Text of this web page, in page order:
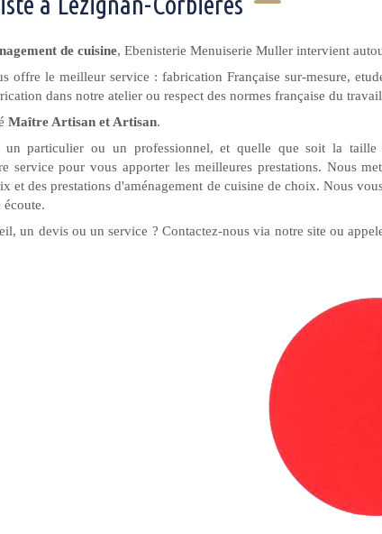
de cuisine, Ebenisterie Menuiserie Muller intervient
offre le meilleur service : fabrication Française sur-mesure,
dans notre atelier ou respect des normes française du
Maître Artisan et Artisan.
un particulier ou un professionnel, et quelle que soit la taille
service pour vous apporter les meilleures prestations. Nous
et des prestations d'aménagement de cuisine de choix. Nous
écoute.
un devis ou un service ? Contactez-nous via notre site ou